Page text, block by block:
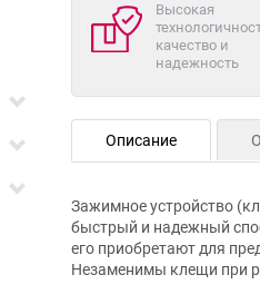
Высокая
качество и
надежность
Описание
Зажимное устройство
быстрый и надежный
его приобретают для
Незаменимы клещи при